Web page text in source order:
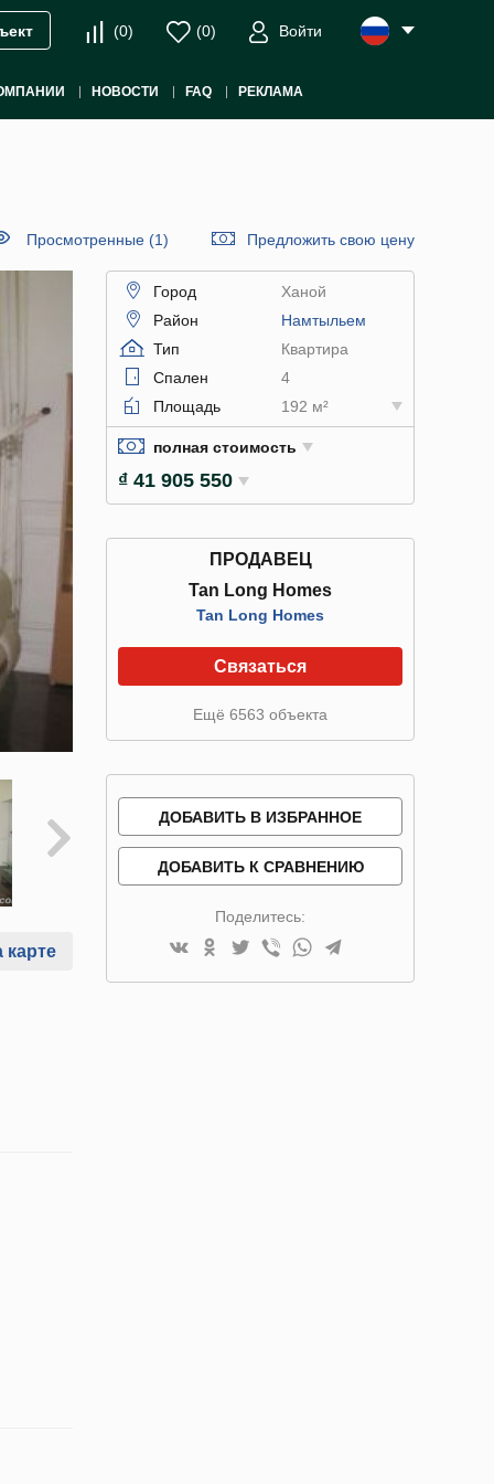
(0) (0) Войти
НОВОСТИ FAQ РЕКЛАМА
Просмотренные (1) Предложить свою цену
карте
Город
Ханой
Район
Намтыльем
Тип
Квартира
Спален
4
Площадь
192 м²
полная стоимость
₫ 41 905 550
ПРОДАВЕЦ
Tan Long Homes
Tan Long Homes
Связаться
Ещё 6563 объекта
ДОБАВИТЬ В ИЗБРАННОЕ
ДОБАВИТЬ К СРАВНЕНИЮ
Поделитесь: